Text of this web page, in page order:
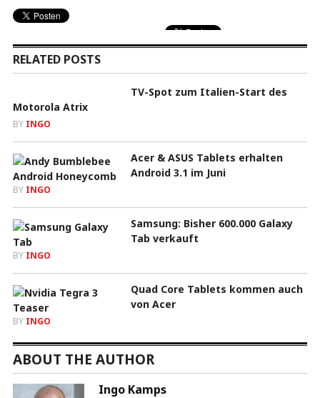
RELATED POSTS
TV-Spot zum Italien-Start des
Motorola Atrix
BY INGO
Acer & ASUS Tablets erhalten
Android 3.1 im Juni
BY INGO
Samsung: Bisher 600.000 Galaxy
Tab verkauft
BY INGO
Quad Core Tablets kommen auch
von Acer
BY INGO
ABOUT THE AUTHOR
Ingo Kamps